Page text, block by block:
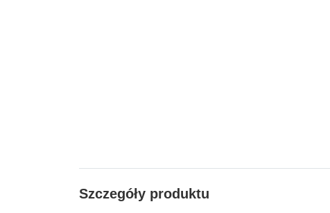
Szczegóły produktu